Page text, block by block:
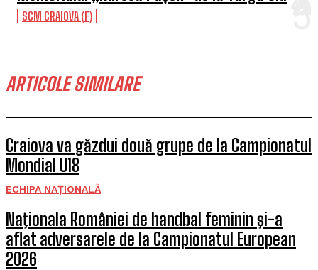
SCM CRAIOVA (F)
ARTICOLE SIMILARE
Craiova va găzdui două grupe de la Campionatul
Mondial U18
ECHIPA NAȚIONALĂ
Naţionala României de handbal feminin şi-a
aflat adversarele de la Campionatul European
2026